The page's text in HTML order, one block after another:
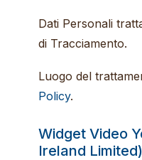
Dati Personali
di Tracciamento.
Luogo del
Policy.
Widget Video
Ireland Limited)